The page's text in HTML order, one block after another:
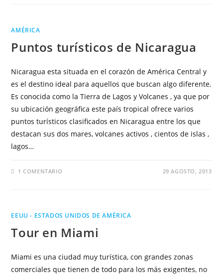
AMÉRICA
Puntos turísticos de Nicaragua
Nicaragua esta situada en el corazón de América Central y
es el destino ideal para aquellos que buscan algo diferente.
Es conocida como la Tierra de Lagos y Volcanes , ya que por
su ubicación geográfica este país tropical ofrece varios
puntos turísticos clasificados en Nicaragua entre los que
destacan sus dos mares, volcanes activos , cientos de islas ,
lagos…
1 COMENTARIO 29 AGOSTO, 2013
EEUU - ESTADOS UNIDOS DE AMÉRICA
Tour en Miami
Miami es una ciudad muy turística, con grandes zonas
comerciales que tienen de todo para los más exigentes, no